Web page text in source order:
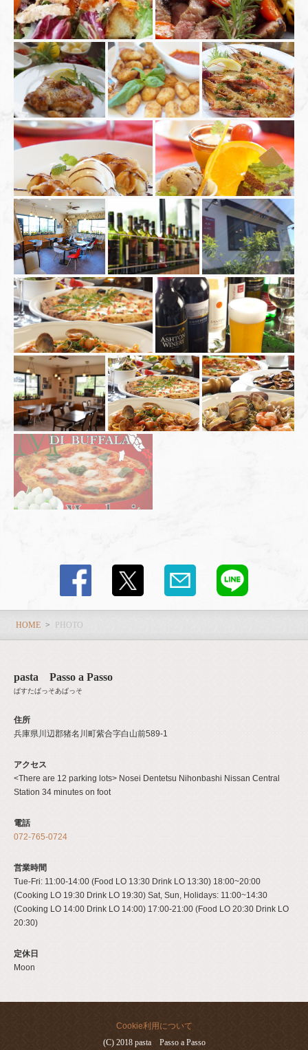
HOME PHOTO
pasta Passo a Passo
ぱすたぱっそあぱっそ
住所
兵庫県川辺郡猪名川町紫合字白山前589-1
アクセス
<There are 12 parking lots> Nosei Dentetsu Nihonbashi Nissan Central
Station 34 minutes on foot
電話
072-765-0724
営業時間
Tue-Fri: 11:00-14:00 (Food LO 13:30 Drink LO 13:30) 18:00~20:00
(Cooking LO 19:30 Drink LO 19:30) Sat, Sun, Holidays: 11:00~14:30
(Cooking LO 14:00 Drink LO 14:00) 17:00-21:00 (Food LO 20:30 Drink LO
20:30)
定休日
Moon
Cookie利用について
(C) 2018 pasta Passo a Passo